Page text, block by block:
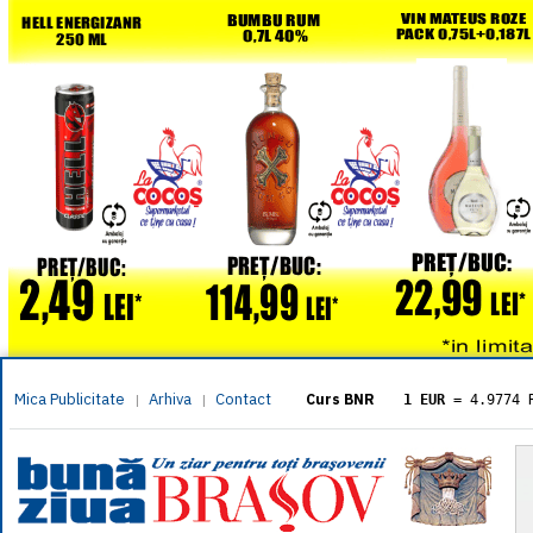
Mica Publicitate | Arhiva | Contact Curs BNR 1 EUR = 4.9774
= 5.8304
1 XAU= 464.4611
1 AED= 1.1933
1 AUD= 2.7957
1 BGN= 2.5449